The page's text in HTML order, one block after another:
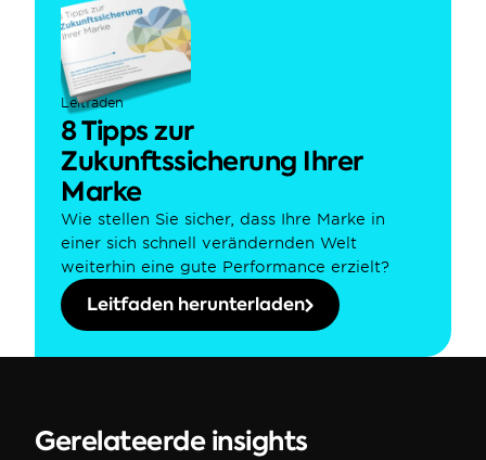
Leitfaden
8 Tipps zur
Zukunftssicherung Ihrer
Marke
Wie stellen Sie sicher, dass Ihre Marke in
einer sich schnell verändernden Welt
weiterhin eine gute Performance erzielt?
Leitfaden herunterladen
Gerelateerde insights